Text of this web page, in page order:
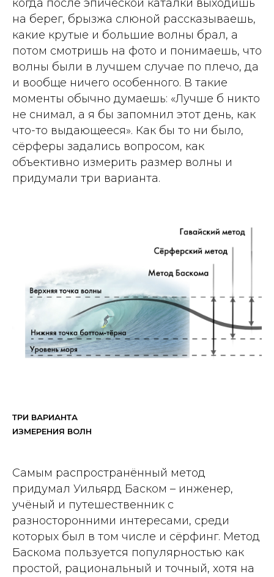
когда после эпической каталки выходишь
на берег, брызжа слюной рассказываешь,
какие крутые и большие волны брал, а
потом смотришь на фото и понимаешь, что
волны были в лучшем случае по плечо, да
и вообще ничего особенного. В такие
моменты обычно думаешь: «Лучше б никто
не снимал, а я бы запомнил этот день, как
что-то выдающееся». Как бы то ни было,
сёрферы задались вопросом, как
объективно измерить размер волны и
придумали три варианта.
ТРИ ВАРИАНТА
ИЗМЕРЕНИЯ ВОЛН
Самым распространённый метод
придумал Уильярд Баском – инженер,
учёный и путешественник с
разносторонними интересами, среди
которых был в том числе и сёрфинг. Метод
Баскома пользуется популярностью как
простой, рациональный и точный, хотя на